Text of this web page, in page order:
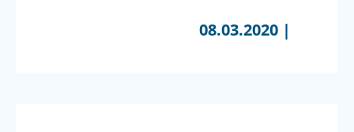
|
08.03.2020